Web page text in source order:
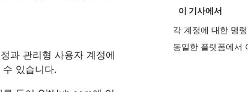
이 기사에서
각 계정에 대한 명
동일한 플랫폼에서
과 관리형 사용자 계정에
있습니다.